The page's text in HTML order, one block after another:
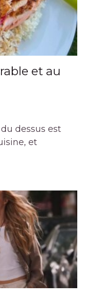
et au
dessus est
et